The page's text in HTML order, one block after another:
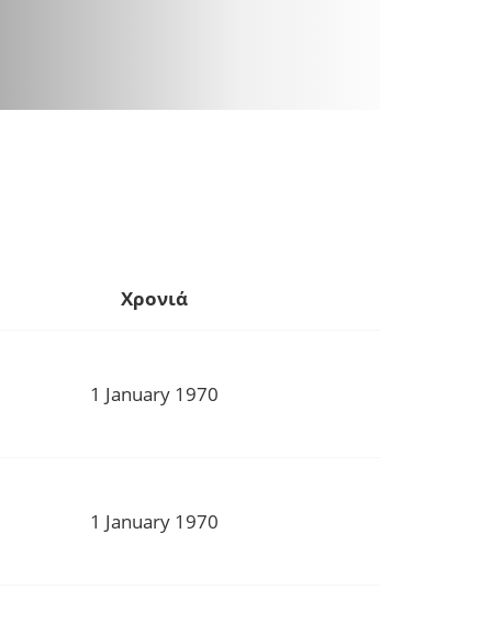
Χρονιά
1 January 1970
1 January 1970